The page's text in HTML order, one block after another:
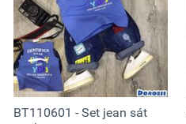
BT110601 - Set jean sát